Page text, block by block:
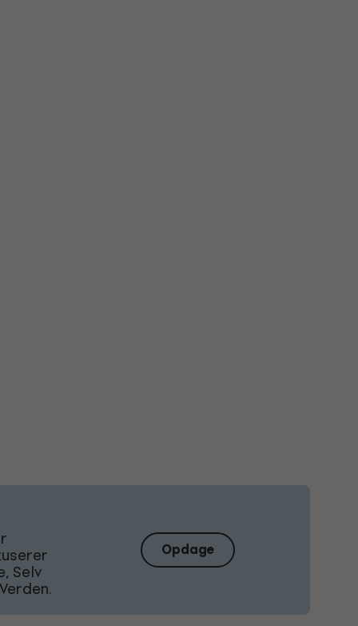
Selv
Opdage